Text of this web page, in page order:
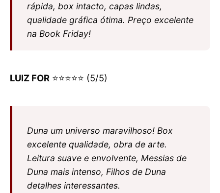
rápida, box intacto, capas lindas,
qualidade gráfica ótima. Preço excelente
na Book Friday!
LUIZ FOR ⭐⭐⭐⭐⭐ (5/5)
Duna um universo maravilhoso! Box
excelente qualidade, obra de arte.
Leitura suave e envolvente, Messias de
Duna mais intenso, Filhos de Duna
detalhes interessantes.